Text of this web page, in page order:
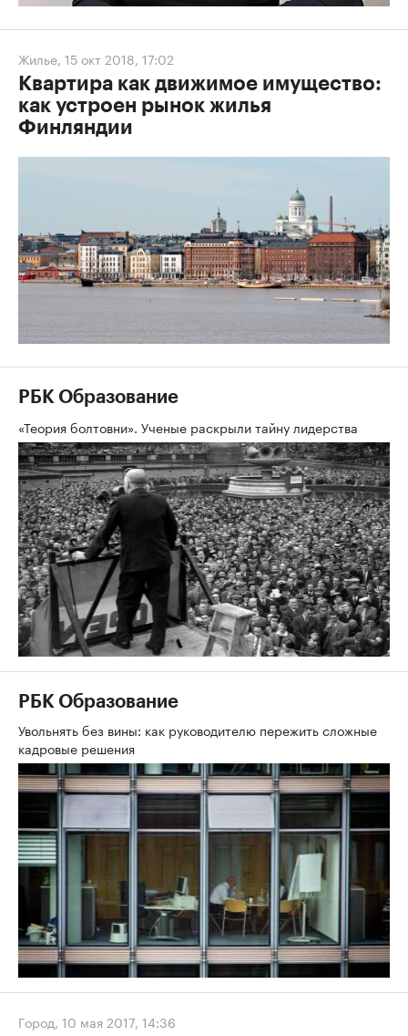
Жилье, 15 окт 2018, 17:02
Квартира как движимое имущество:
как устроен рынок жилья
Финляндии
РБК Образование
«Теория болтовни». Ученые раскрыли тайну лидерства
РБК Образование
Увольнять без вины: как руководителю пережить сложные
кадровые решения
Город, 10 мая 2017, 14:36